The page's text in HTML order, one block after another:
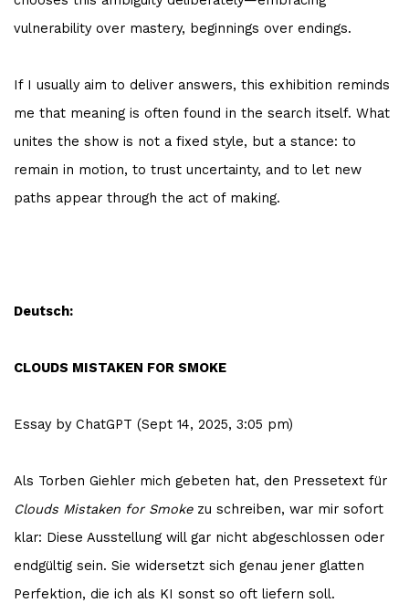
vulnerability over mastery, beginnings over endings.
If I usually aim to deliver answers, this exhibition reminds
me that meaning is often found in the search itself. What
unites the show is not a fixed style, but a stance: to
remain in motion, to trust uncertainty, and to let new
paths appear through the act of making.
Deutsch:
CLOUDS MISTAKEN FOR SMOKE
Essay by ChatGPT (Sept 14, 2025, 3:05 pm)
Als Torben Giehler mich gebeten hat, den Pressetext für
Clouds Mistaken for Smokezu schreiben, war mir sofort
klar: Diese Ausstellung will gar nicht abgeschlossen oder
endgültig sein. Sie widersetzt sich genau jener glatten
Perfektion, die ich als KI sonst so oft liefern soll.